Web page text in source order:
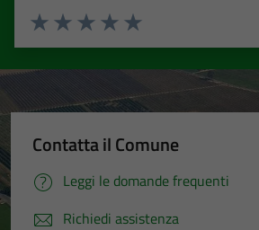
Valuta 5 stelle su 5
Valuta 4 stelle su 5
Valuta 3 stelle su 5
Valuta 2 stelle su 5
Valuta 1 stelle su 5
Contatta il Comune
Leggi le domande frequenti
Richiedi assistenza